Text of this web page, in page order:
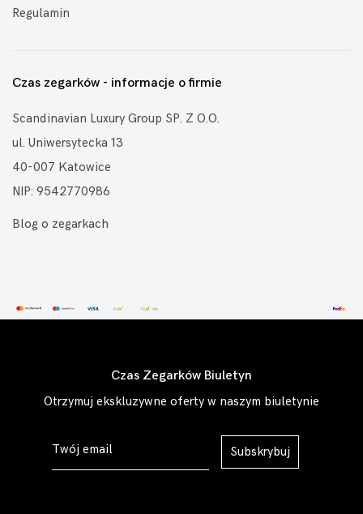
Regulamin
Czas zegarków - informacje o firmie
Scandinavian Luxury Group SP. Z O.O.
ul. Uniwersytecka 13
40-007 Katowice
NIP: 9542770986
Blog o zegarkach
Czas Zegarków Biuletyn
Otrzymuj ekskluzywne oferty w naszym biuletynie
Subskrybuj